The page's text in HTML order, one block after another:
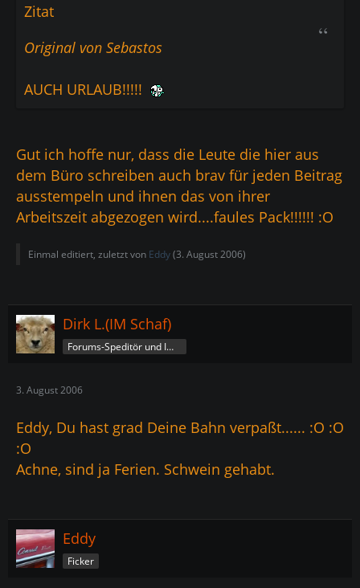
Zitat
Original von Sebastos
AUCH URLAUB!!!!!
Gut ich hoffe nur, dass die Leute die hier aus
dem Büro schreiben auch brav für jeden Beitrag
ausstempeln und ihnen das von ihrer
Arbeitszeit abgezogen wird....faules Pack!!!!!! :O
Einmal editiert, zuletzt von Eddy(3. August 2006)
Dirk L.(IM Schaf)
Forums-Speditör und Imperatorschaf
3. August 2006
Eddy, Du hast grad Deine Bahn verpaßt...... :O :O
:O
Achne, sind ja Ferien. Schwein gehabt.
Eddy
Ficker